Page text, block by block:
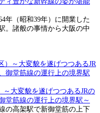
年（昭和39年）に開業した
。諸般の事情から大阪の中
大変貌を遂げつつあるJRの
堂筋線の運行上の境界駅～
の高架駅で新御堂筋の上下